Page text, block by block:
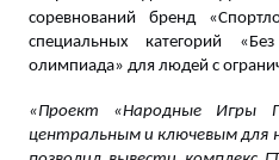
соревнований бренд
специальных категорий
олимпиада» для людей с
«Проект «Народные Игры
центральным и ключевым для